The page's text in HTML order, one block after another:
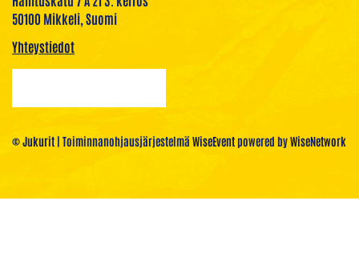
50100 Mikkeli, Suomi
Yhteystiedot
© Jukurit | Toiminnanohjausjärjestelmä WiseEventpowered byWiseNetwork